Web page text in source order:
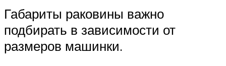
Габариты раковины важно
подбирать в зависимости от
размеров машинки.